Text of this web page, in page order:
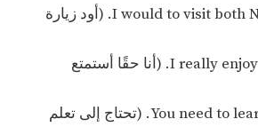
I would to visit both Norway n Sweden. (أود زيارة
I really enjoy coffee n cookies. (أنا حقًا أستمتع
You need to learn to read n write. (تحتاج إلى تعلم